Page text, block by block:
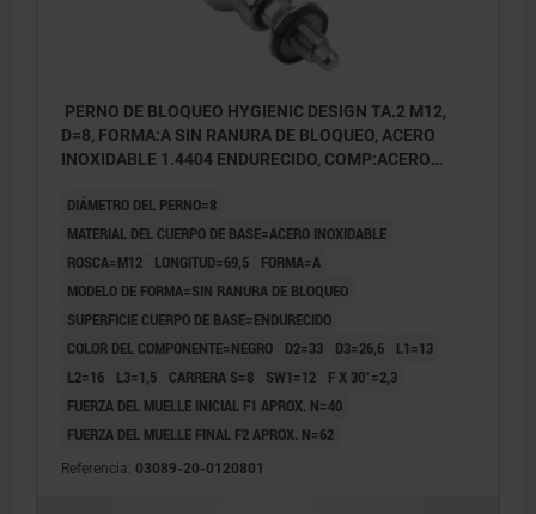
PERNO DE BLOQUEO HYGIENIC DESIGN TA.2 M12,
D=8, FORMA:A SIN RANURA DE BLOQUEO, ACERO
INOXIDABLE 1.4404 ENDURECIDO, COMP:ACERO
DIÁMETRO DEL PERNO=8
MATERIAL DEL CUERPO DE BASE=ACERO INOXIDABLE
ROSCA=M12
LONGITUD=69,5
FORMA=A
MODELO DE FORMA=SIN RANURA DE BLOQUEO
SUPERFICIE CUERPO DE BASE=ENDURECIDO
COLOR DEL COMPONENTE=NEGRO
D2=33 D3=26,6
L1=13
L2=16
L3=1,5 CARRERA S=8 SW1=12
F X 30°=2,3
FUERZA DEL MUELLE INICIAL F1 APROX. N=40
FUERZA DEL MUELLE FINAL F2 APROX. N=62
Referencia: 03089-20-0120801